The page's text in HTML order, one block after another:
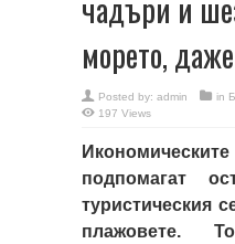
морето,
Posted by: admin in
197 Views
подпомагат
туристическия
плажовете.